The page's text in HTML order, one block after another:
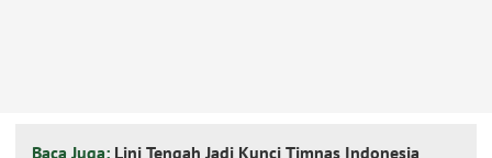
Baca Juga: Lini Tengah Jadi Kunci Timnas Indonesia